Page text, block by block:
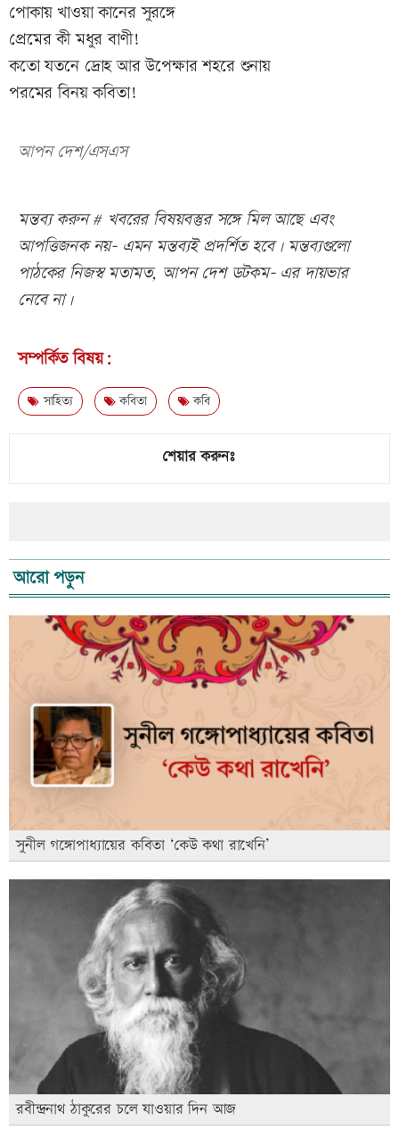
পোকায় খাওয়া কানের সুরঙ্গে
প্রেমের কী মধুর বাণী!
কতো যতনে দ্রোহ আর উপেক্ষার শহরে শুনায়
পরমের বিনয় কবিতা!
আপন দেশ/এসএস
মন্তব্য করুন # খবরের বিষয়বস্তুর সঙ্গে মিল আছে এবং
আপত্তিজনক নয়- এমন মন্তব্যই প্রদর্শিত হবে। মন্তব্যগুলো
পাঠকের নিজস্ব মতামত, আপন দেশ ডটকম- এর দায়ভার
নেবে না।
সম্পর্কিত বিষয়:
সাহিত্য কবিতা কবি
শেয়ার করুনঃ
আরো পড়ুন
সুনীল গঙ্গোপাধ্যায়ের কবিতা ‘কেউ কথা রাখেনি’
রবীন্দ্রনাথ ঠাকুরের চলে যাওয়ার দিন আজ